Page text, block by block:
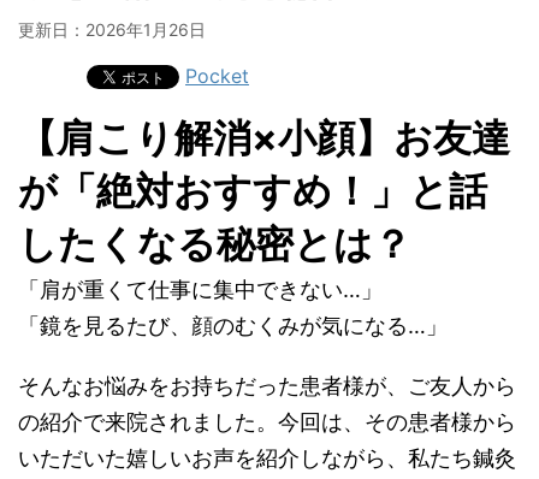
更新日： 2026年1月26日
Pocket
【肩こり解消×小顔】お友達
が「絶対おすすめ！」と話
したくなる秘密とは？
「肩が重くて仕事に集中できない…」
「鏡を見るたび、顔のむくみが気になる…」
そんなお悩みをお持ちだった患者様が、ご友人から
の紹介で来院されました。今回は、その患者様から
いただいた嬉しいお声を紹介しながら、私たち鍼灸